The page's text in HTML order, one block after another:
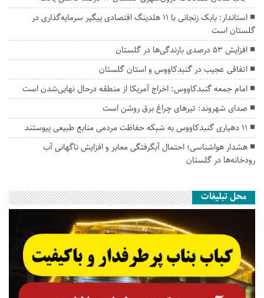
استاندار: بابک زنجانی با ۱۱ هلدینگ اقتصادی پیگیر سرمایه‌گذاری در
گلستان است
افزایش ۵۳ درصدی بارندگی‌ها در گلستان
اتفاقی عجیب در‌ گنبدکاووس و استان گلستان
امام جمعه گنبدکاووس: اخراج آمریکا از منطقه درحال نهایی‌شدن است
صدای شهروند: تیرهای چراغ برق روشن است
۱۱ دهیاری گنبدکاووس به شبکه حفاظت مردمی منابع طبیعی پیوستند
هشدار هواشناسی؛ احتمال آبگرفتگی معابر و افزایش ناگهانی آب
رودخانه‌ها در گلستان
محل تبلیغات